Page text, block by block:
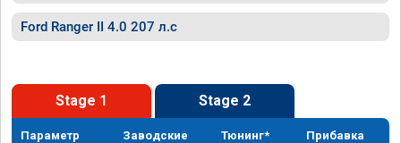
Ford Ranger II 4.0 207 л.с
Stage 1 Stage 2
Параметр Заводские Тюнинг* Прибавка